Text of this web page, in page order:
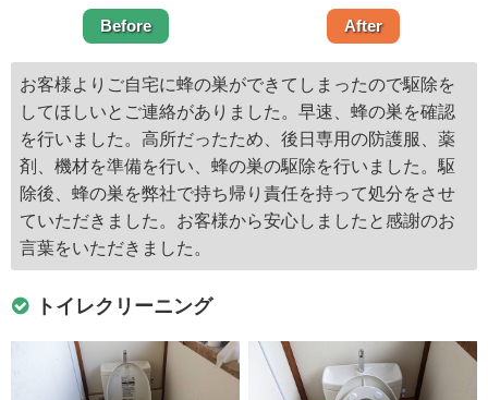
Before After
お客様よりご自宅に蜂の巣ができてしまったので駆除を
してほしいとご連絡がありました。早速、蜂の巣を確認
を行いました。高所だったため、後日専用の防護服、薬
剤、機材を準備を行い、蜂の巣の駆除を行いました。駆
除後、蜂の巣を弊社で持ち帰り責任を持って処分をさせ
ていただきました。お客様から安心しましたと感謝のお
言葉をいただきました。
トイレクリーニング